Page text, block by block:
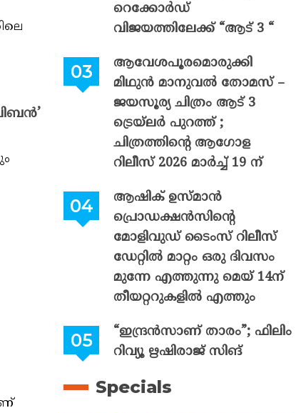
റെക്കോർഡ്
വിജയത്തിലേക്ക് “ആട് 3 “
ആവേശപൂരമൊരുക്കി
മിഥുൻ മാനുവൽ തോമസ് –
ജയസൂര്യ ചിത്രം ആട് 3
ട്രെയ്‌ലർ പുറത്ത് ;
ചിത്രത്തിന്റെ ആഗോള
റിലീസ് 2026 മാർച്ച് 19 ന്
ആഷിക് ഉസ്മാൻ
പ്രൊഡക്ഷൻസിന്റെ
മോളിവുഡ് ടൈംസ് റിലീസ്
ഡേറ്റിൽ മാറ്റം ഒരു ദിവസം
മുന്നേ എത്തുന്നു മെയ് 14ന്
തീയറ്ററുകളിൽ എത്തും
“ഇന്ദ്രൻസാണ് താരം”; ഫിലിം
റിവ്യൂ ഋഷിരാജ് സിങ്
Specials